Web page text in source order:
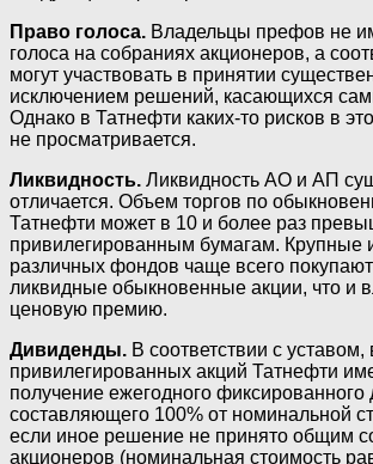
Право голоса. Владельцы префов не
голоса на собраниях акционеров, а
могут участвовать в принятии
исключением решений, касающихся
Однако в Татнефти каких-то рисков в
не просматривается.
Ликвидность. Ликвидность АО и АП
отличается. Объем торгов по
Татнефти может в 10 и более раз
привилегированным бумагам. Крупные
различных фондов чаще всего
ликвидные обыкновенные акции, что и
ценовую премию.
Дивиденды. В соответствии с
привилегированных акций Татнефти
получение ежегодного фиксированного
составляющего 100% от номинальной
если иное решение не принято общим
акционеров (номинальная стоимость